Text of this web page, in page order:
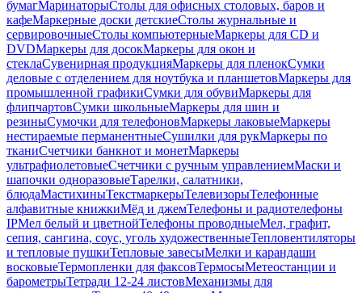
бумагМаринаторыСтолы для офисных столовых, баров и
кафеМаркерные доски детскиеСтолы журнальные и
сервировочныеСтолы компьютерныеМаркеры для CD и
DVDМаркеры для досокМаркеры для окон и
стеклаСувенирная продукцияМаркеры для пленокСумки
деловые с отделением для ноутбука и планшетовМаркеры для
промышленной графикиСумки для обувиМаркеры для
флипчартовСумки школьныеМаркеры для шин и
резиныСумочки для телефоновМаркеры лаковыеМаркеры
нестираемые перманентныеСушилки для рукМаркеры по
тканиСчетчики банкнот и монетМаркеры
ультрафиолетовыеСчетчики с ручным управлениемМаски и
шапочки одноразовыеТарелки, салатники,
блюдаМастихиныТекстмаркерыТелевизорыТелефонные
алфавитные книжкиМёд и джемТелефоны и радиотелефоны
IPМел белый и цветнойТелефоны проводныеМел, графит,
сепия, сангина, соус, уголь художественныеТепловентиляторы
и тепловые пушкиТепловые завесыМелки и карандаши
восковыеТермопленки для факсовТермосыМетеостанции и
барометрыТетради 12-24 листовМеханизмы для